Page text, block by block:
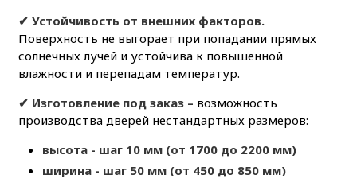
✔ Устойчивость от внешних факторов.
Поверхность не выгорает при попадании прямых
солнечных лучей и устойчива к повышенной
влажности и перепадам температур.
✔ Изготовление под заказ – возможность
производства дверей нестандартных размеров:
высота - шаг 10 мм (от 1700 до 2200 мм)
ширина - шаг 50 мм (от 450 до 850 мм)